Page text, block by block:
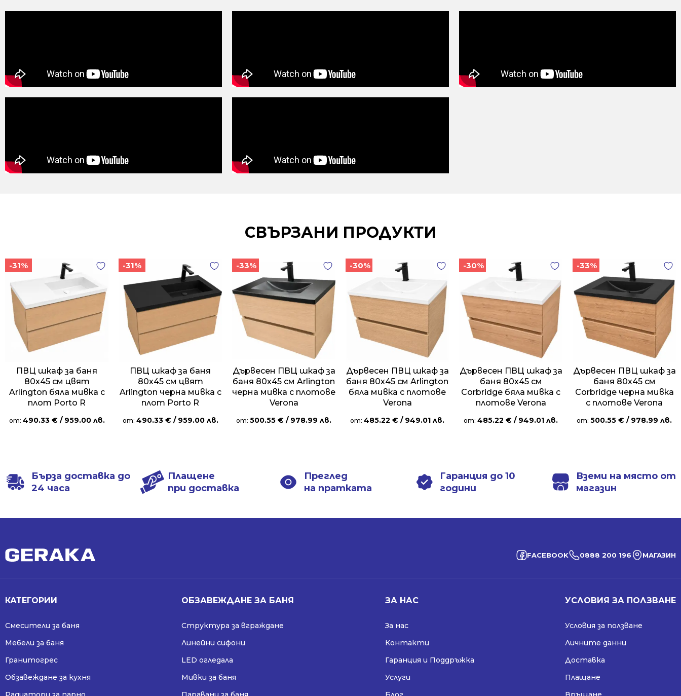
СВЪРЗАНИ ПРОДУКТИ
-31%
ПВЦ шкаф за баня
80х45 см цвят
Arlington бяла мивка с
плот Porto R
от: 490.33 € / 959.00 лв.
-31%
ПВЦ шкаф за баня
80х45 см цвят
Arlington черна мивка с
плот Porto R
от: 490.33 € / 959.00 лв.
-33%
Дървесен ПВЦ шкаф за
баня 80х45 см Arlington
черна мивка с плотове
Verona
от: 500.55 € / 978.99 лв.
-30%
Дървесен ПВЦ шкаф за
баня 80х45 см Arlington
бяла мивка с плотове
Verona
от: 485.22 € / 949.01 лв.
-30%
Дървесен ПВЦ шкаф за
баня 80х45 см
Corbridge бяла мивка с
плотове Verona
от: 485.22 € / 949.01 лв.
-33%
Дървесен ПВЦ шкаф за
баня 80х45 см
Corbridge черна мивка
с плотове Verona
от: 500.55 € / 978.99 лв.
Бърза доставка до
24 часа
Плащене
при доставка
Преглед
на пратката
Гаранция до 10
години
Вземи на място от
магазин
FACEBOOK 0888 200 196 МАГАЗИН
КАТЕГОРИИ
Смесители за баня
Мебели за баня
Гранитогрес
Обзавеждане за кухня
ОБЗАВЕЖДАНЕ ЗА БАНЯ
Структура за вграждане
Линейни сифони
LED огледала
Мивки за баня
ЗА НАС
За нас
Контакти
Гаранция и Поддръжка
Услуги
УСЛОВИЯ ЗА ПОЛЗВАНЕ
Условия за ползване
Личните данни
Доставка
Плащане